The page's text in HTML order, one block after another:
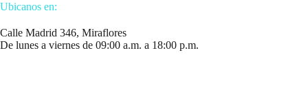
Ubicanos en:
Calle Madrid 346, Miraflores
De lunes a viernes de 09:00 a.m. a 18:00 p.m.